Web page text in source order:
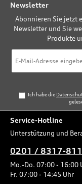
Newsletter
Abonnieren Sie jetzt
Newsletter und Sie
Produkte
Mail-
Adresse
Ich habe die
Service-Hotline
Unterstützung und
0201 / 8317-811
Mo.-Do. 07:00 - 16:00
Fr. 07:00 - 14:45 Uhr